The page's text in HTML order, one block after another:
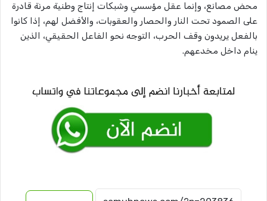
محض مصانع، وإنما عقل مؤسسي وشبكات إنتاج وطنية مرنة قادرة
على الصمود تحت النار والحصار والعقوبات، والأفضل لهم، إذا كانوا
بالفعل يريدون وقف الحرب، التوجه نحو الفاعل الحقيقي، الذين
ينام داخل مخدعهم.